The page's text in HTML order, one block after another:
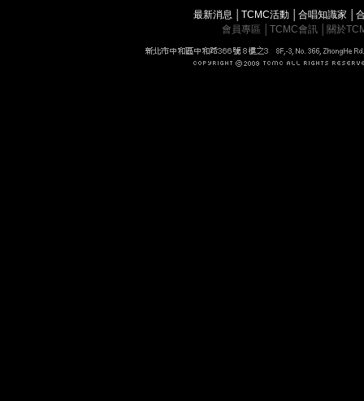
最新消息 │TCMC活動 │合唱知識家 │
會員專區
TCMC會訊 關於